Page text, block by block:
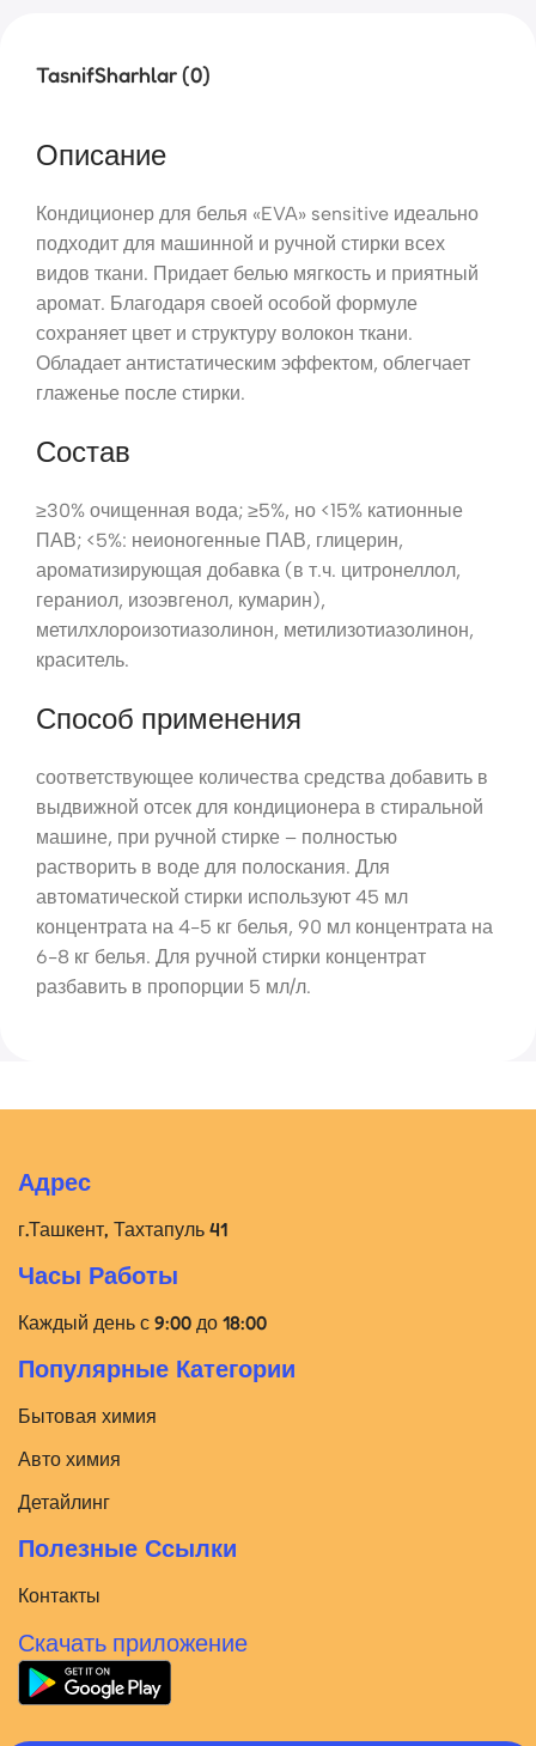
TasnifSharhlar (0)
Описание
Кондиционер для белья «EVA» sensitive идеально
подходит для машинной и ручной стирки всех
видов ткани. Придает белью мягкость и приятный
аромат. Благодаря своей особой формуле
сохраняет цвет и структуру волокон ткани.
Обладает антистатическим эффектом, облегчает
глаженье после стирки.
Состав
≥30% очищенная вода; ≥5%, но <15% катионные
ПАВ; <5%: неионогенные ПАВ, глицерин,
ароматизирующая добавка (в т.ч. цитронеллол,
гераниол, изоэвгенол, кумарин),
метилхлороизотиазолинон, метилизотиазолинон,
краситель.
Способ применения
соответствующее количества средства добавить в
выдвижной отсек для кондиционера в стиральной
машине, при ручной стирке – полностью
растворить в воде для полоскания. Для
автоматической стирки используют 45 мл
концентрата на 4-5 кг белья, 90 мл концентрата на
6-8 кг белья. Для ручной стирки концентрат
разбавить в пропорции 5 мл/л.
Адрес
г.Ташкент, Тахтапуль 41
Часы Работы
Каждый день с 9:00 до 18:00
Популярные Категории
Бытовая химия
Авто химия
Детайлинг
Полезные Ссылки
Контакты
Скачать приложение